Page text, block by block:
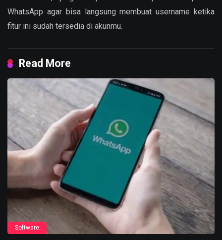
WhatsApp agar bisa langsung membuat username ketika
fitur ini sudah tersedia di akunmu.
Read More
Software